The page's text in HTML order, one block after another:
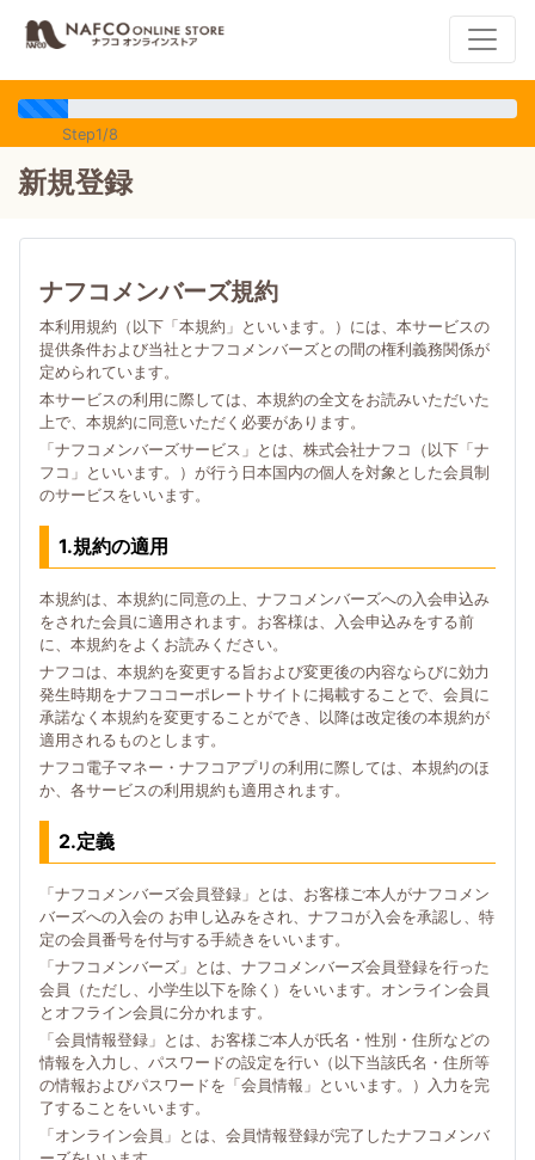
Step1/8
新規登録
ナフコメンバーズ規約
本利用規約（以下「本規約」といいます。）には、本サービスの
提供条件および当社とナフコメンバーズとの間の権利義務関係が
定められています。
本サービスの利用に際しては、本規約の全文をお読みいただいた
上で、本規約に同意いただく必要があります。
「ナフコメンバーズサービス」とは、株式会社ナフコ（以下「ナ
フコ」といいます。）が行う日本国内の個人を対象とした会員制
のサービスをいいます。
1.規約の適用
本規約は、本規約に同意の上、ナフコメンバーズへの入会申込み
をされた会員に適用されます。お客様は、入会申込みをする前
に、本規約をよくお読みください。
ナフコは、本規約を変更する旨および変更後の内容ならびに効力
発生時期をナフココーポレートサイトに掲載することで、会員に
承諾なく本規約を変更することができ、以降は改定後の本規約が
適用されるものとします。
ナフコ電子マネー・ナフコアプリの利用に際しては、本規約のほ
か、各サービスの利用規約も適用されます。
2.定義
「ナフコメンバーズ会員登録」とは、お客様ご本人がナフコメン
バーズへの入会の お申し込みをされ、ナフコが入会を承認し、特
定の会員番号を付与する手続きをいいます。
「ナフコメンバーズ」とは、ナフコメンバーズ会員登録を行った
会員（ただし、小学生以下を除く）をいいます。オンライン会員
とオフライン会員に分かれます。
「会員情報登録」とは、お客様ご本人が氏名・性別・住所などの
情報を入力し、パスワードの設定を行い（以下当該氏名・住所等
の情報およびパスワードを「会員情報」といいます。）入力を完
了することをいいます。
「オンライン会員」とは、会員情報登録が完了したナフコメンバ